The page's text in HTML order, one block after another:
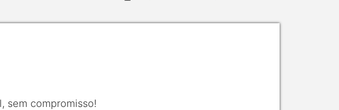
sem compromisso!